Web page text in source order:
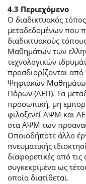
4.3 Περιεχόμενο
O διαδικτυακός
μεταδεδομένων που
διαδικτυακούς
Μαθημάτων των
τεχνολογικών
προσδιορίζονται
Ψηφιακών
Πόρων (ΑΕΠ). Τα
προσωπική, μη
φιλοξενεί ΑΨΜ και
στα ΑΨΜ των
Οποιοδήποτε άλλο
πνευματικής
διαφορετικές από
συγκεκριμένα ως
οποία διατίθεται.